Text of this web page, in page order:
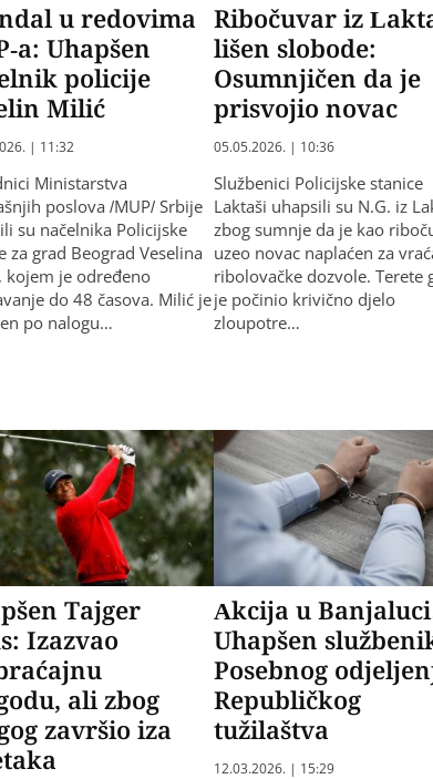
u redovima
a: Uhapšen
policije
Milić
| 11:32
Ministarstva
poslova /MUP/ Srbije
su načelnika Policijske
za grad Beograd Veselina
kojem je određeno
do 48 časova. Milić je
po nalogu…
Ribočuvar iz
lišen slobode:
Osumnjičen da je
prisvojio novac
05.05.2026. | 10:36
Službenici Policijske stanice
Laktaši uhapsili su N.G. iz
zbog sumnje da je kao
uzeo novac naplaćen za
ribolovačke dozvole. Terete
je počinio krivično djelo
zloupotre…
Tajger
Izazvao
ali zbog
završio iza
Akcija u
Uhapšen
Posebnog
Republičkog
tužilaštva
12.03.2026. | 15:29